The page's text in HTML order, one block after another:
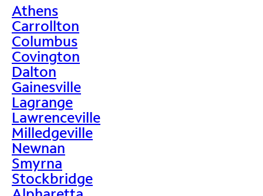
Athens
Carrollton
Columbus
Covington
Dalton
Gainesville
Lagrange
Lawrenceville
Milledgeville
Newnan
Smyrna
Stockbridge